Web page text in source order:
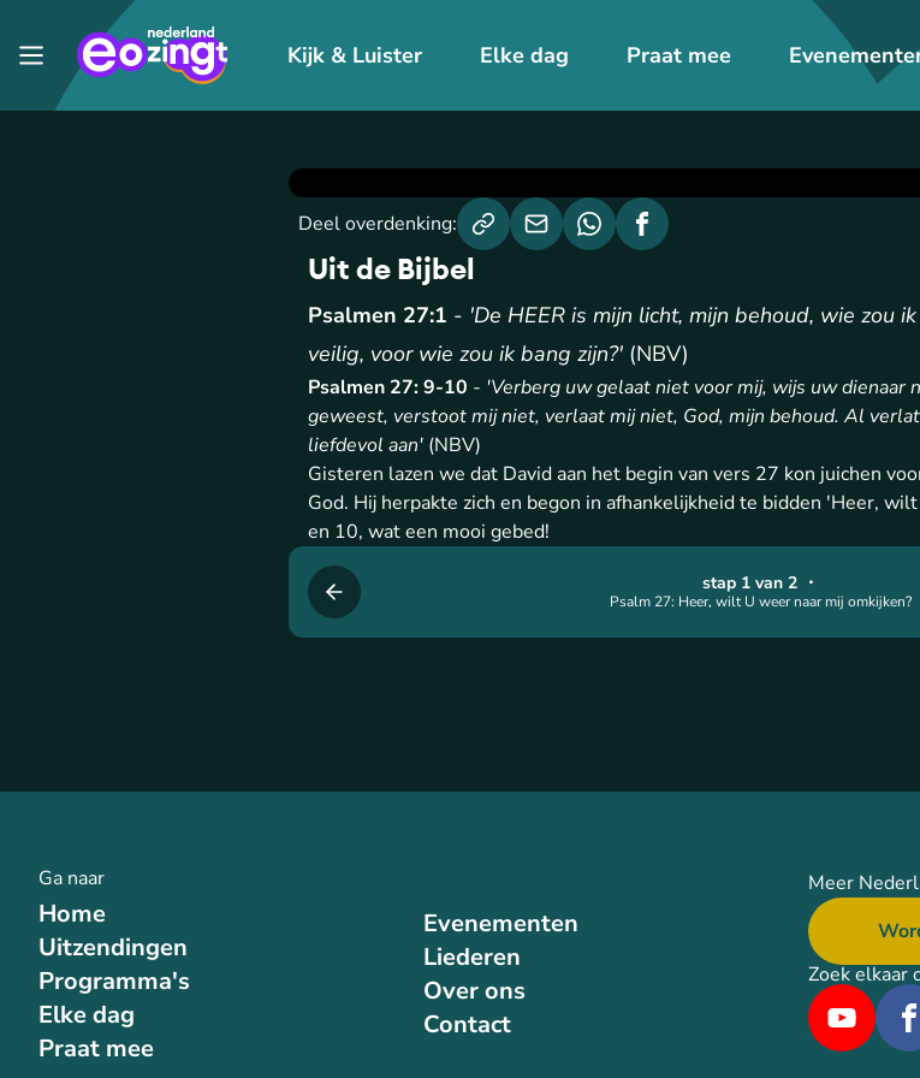
Kijk & Luister Elke dag Praat mee
Psalm 27: Heer, wilt U weer naar mij omkijken?
stap 1 van 2・
Deel overdenking:
Uit de Bijbel
Psalmen 27:1 - 'De HEER is mijn licht, mijn behoud, wie zou
veilig, voor wie zou ik bang zijn?' (NBV)
Psalmen 27: 9-10 - 'Verberg uw gelaat niet voor mij, wijs uw
geweest, verstoot mij niet, verlaat mij niet, God, mijn behoud. Al
liefdevol aan' (NBV)
Gisteren lazen we dat David aan het begin van vers 27 kon juichen
God. Hij herpakte zich en begon in afhankelijkheid te bidden 'Heer,
en 10, wat een mooi gebed!
Ga naar
Home
Uitzendingen
Programma's
Elke dag
Praat mee
Evenementen
Liederen
Over ons
Contact
Meer
Zoek elkaar